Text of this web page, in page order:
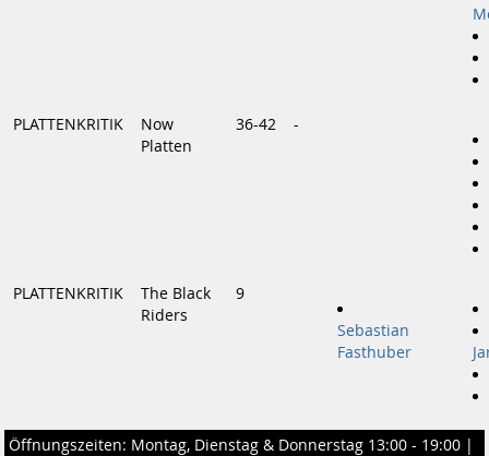
PLATTENKRITIK
Now
Platten
36-42 -
PLATTENKRITIK
The Black
Riders
9
Sebastian
Fasthuber
Öffnungszeiten: Montag, Dienstag & Donnerstag 13:00 - 19:00 |